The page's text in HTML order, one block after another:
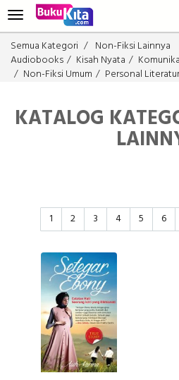
Semua Kategori
Non-Fiksi Lainnya
Audiobooks
Kisah Nyata
Non-Fiksi Umum
Personal
KATALOG
1 2 3 4 5 6